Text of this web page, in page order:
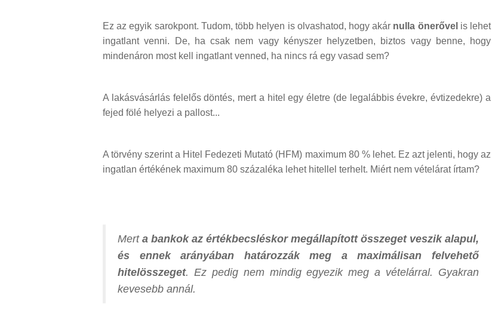
Ez az egyik sarokpont. Tudom, több helyen is olvashatod, hogy akár nulla önerővel is lehet
ingatlant venni. De, ha csak nem vagy kényszer helyzetben, biztos vagy benne, hogy
mindenáron most kell ingatlant venned, ha nincs rá egy vasad sem?
A lakásvásárlás felelős döntés, mert a hitel egy életre (de legalábbis évekre, évtizedekre) a
fejed fölé helyezi a pallost...
A törvény szerint a Hitel Fedezeti Mutató (HFM) maximum 80 % lehet. Ez azt jelenti, hogy az
ingatlan értékének maximum 80 százaléka lehet hitellel terhelt. Miért nem vételárat írtam?
Mert a bankok az értékbecsléskor megállapított összeget veszik alapul,
és ennek arányában határozzák meg a maximálisan felvehető
hitelösszeget. Ez pedig nem mindig egyezik meg a vételárral. Gyakran
kevesebb annál.